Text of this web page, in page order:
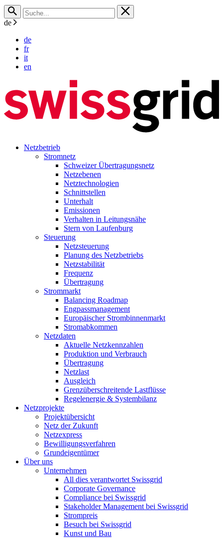
de
de
fr
it
en
Netzbetrieb
Stromnetz
Schweizer Übertragungsnetz
Netzebenen
Netztechnologien
Schnittstellen
Unterhalt
Emissionen
Verhalten in Leitungsnähe
Stern von Laufenburg
Steuerung
Netzsteuerung
Planung des Netzbetriebs
Netzstabilität
Frequenz
Übertragung
Strommarkt
Balancing Roadmap
Engpassmanagement
Europäischer Strombinnenmarkt
Stromabkommen
Netzdaten
Aktuelle Netzkennzahlen
Produktion und Verbrauch
Übertragung
Netzlast
Ausgleich
Grenzüberschreitende Lastflüsse
Regelenergie & Systembilanz
Netzprojekte
Projektübersicht
Netz der Zukunft
Netzexpress
Bewilligungsverfahren
Grundeigentümer
Über uns
Unternehmen
All dies verantwortet Swissgrid
Corporate Governance
Compliance bei Swissgrid
Stakeholder Management bei Swissgrid
Strompreis
Besuch bei Swissgrid
Kunst und Bau